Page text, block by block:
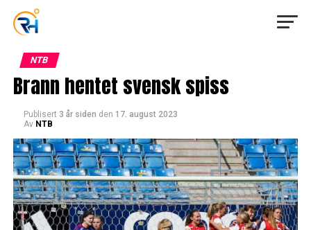
NTB
Brann hentet svensk spiss
Publisert 3 år siden den 17. august 2023
Av NTB